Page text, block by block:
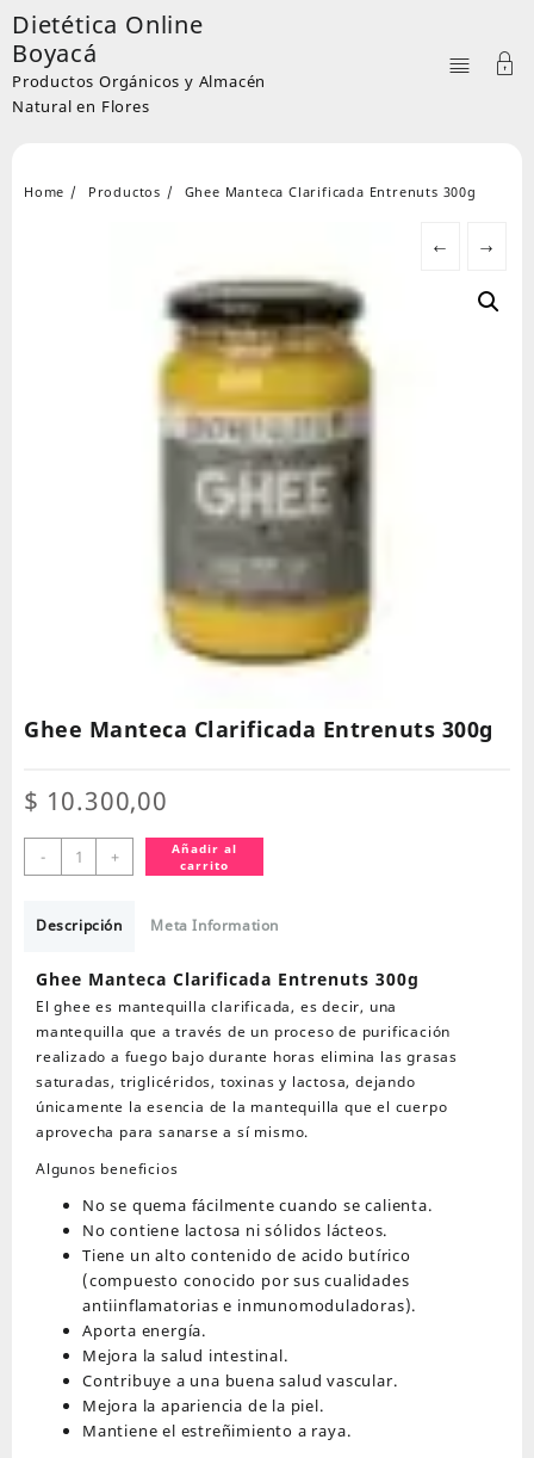
Skip
to
content
Dietética Online
Boyacá
Productos Orgánicos y Almacén
Natural en Flores
Home Productos Ghee Manteca Clarificada Entrenuts 300g
← →
Ghee Manteca Clarificada Entrenuts 300g
$ 10.300,00
-
Ghee
Manteca
Entrenuts
cantidad
+
Añadir al
carrito
Descripción Meta Information
Ghee Manteca Clarificada Entrenuts 300g
El ghee es mantequilla clarificada, es decir, una
mantequilla que a través de un proceso de purificación
realizado a fuego bajo durante horas elimina las grasas
saturadas, triglicéridos, toxinas y lactosa, dejando
únicamente la esencia de la mantequilla que el cuerpo
aprovecha para sanarse a sí mismo.
Algunos beneficios
No se quema fácilmente cuando se calienta.
No contiene lactosa ni sólidos lácteos.
Tiene un alto contenido de acido butírico
(compuesto conocido por sus cualidades
antiinflamatorias e inmunomoduladoras).
Aporta energía.
Mejora la salud intestinal.
Contribuye a una buena salud vascular.
Mejora la apariencia de la piel.
Mantiene el estreñimiento a raya.